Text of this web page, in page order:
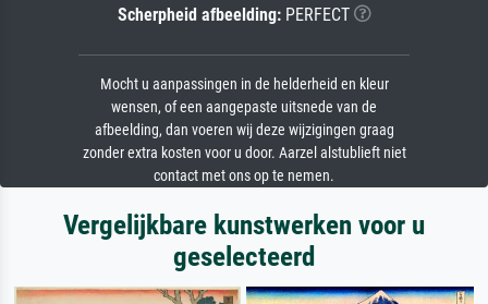
Scherpheid afbeelding:PERFECT
Mocht u aanpassingen in de helderheid en kleur
wensen, of een aangepaste uitsnede van de
afbeelding, dan voeren wij deze wijzigingen graag
zonder extra kosten voor u door. Aarzel alstublieft niet
contact met ons op te nemen.
Vergelijkbare kunstwerken voor u
geselecteerd